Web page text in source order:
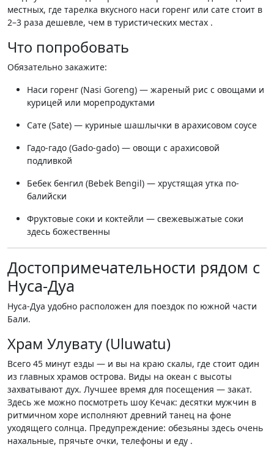
местных, где тарелка вкусного наси горенг или сате стоит в
2–3 раза дешевле, чем в туристических местах .
Что попробовать
Обязательно закажите:
Наси горенг (Nasi Goreng) — жареный рис с овощами и
курицей или морепродуктами
Сате (Sate) — куриные шашлычки в арахисовом соусе
Гадо-гадо (Gado-gado) — овощи с арахисовой
подливкой
Бебек бенгил (Bebek Bengil) — хрустящая утка по-
балийски
Фруктовые соки и коктейли — свежевыжатые соки
здесь божественны
Достопримечательности рядом с
Нуса-Дуа
Нуса-Дуа удобно расположен для поездок по южной части
Бали.
Храм Улувату (Uluwatu)
Всего 45 минут езды — и вы на краю скалы, где стоит один
из главных храмов острова. Виды на океан с высоты
захватывают дух. Лучшее время для посещения — закат.
Здесь же можно посмотреть шоу Кечак: десятки мужчин в
ритмичном хоре исполняют древний танец на фоне
уходящего солнца. Предупреждение: обезьяны здесь очень
нахальные, прячьте очки, телефоны и еду .